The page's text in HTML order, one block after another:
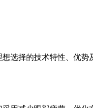
想选择的技术特性、优势